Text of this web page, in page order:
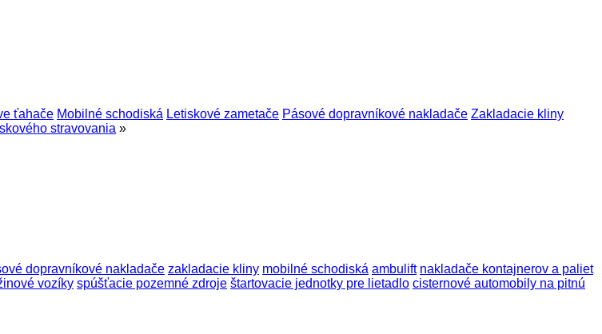
ťahače Mobilné schodiská Letiskové zametače Pásové dopravníkové nakladače Zakladacie kliny
stravovania »
dopravníkové nakladače zakladacie kliny mobilné schodiská ambulift nakladače kontajnerov a paliet
vozíky spúšťacie pozemné zdroje štartovacie jednotky pre lietadlo cisternové automobily na pitnú